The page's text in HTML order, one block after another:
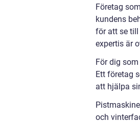
Företag
kundens
för att se till
expertis är
För dig
Ett företag
att hjälpa
och